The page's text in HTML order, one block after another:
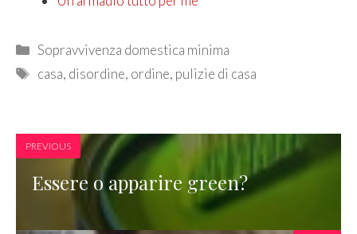
Categories
Sopravvivenza domestica minima
Tags
casa, disordine, ordine, pulizie di casa
PREVIOUS
Essere o apparire green?